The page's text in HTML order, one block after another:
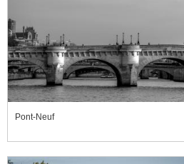
Pont-Neuf